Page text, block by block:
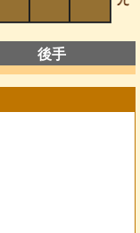
後手